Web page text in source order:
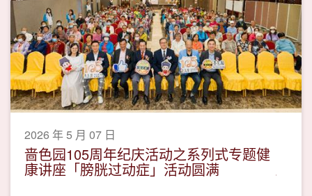
2026 年 5 月 07 日
啬色园105周年纪庆活动之系列式专题健
康讲座「膀胱过动症」活动圆满